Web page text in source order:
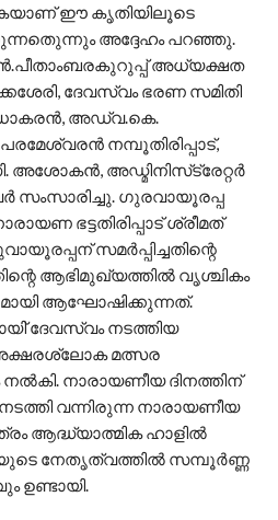
ഈ കൃതിയിലൂടെ
അദ്ദേഹം പറഞ്ഞു.
അധ്യക്ഷത
ദേവസ്വം ഭരണ സമിതി
അഡ്വ.കെ.
നമ്പൂതിരിപ്പാട്,
അഡ്മിനിസ്‌ട്രേറ്റര്‍
സംസാരിച്ചു. ഗുരവായൂരപ്പ
ഭട്ടതിരിപ്പാട് ശ്രീമത്
സമര്‍പ്പിച്ചതിന്റെ
ആഭിമുഖ്യത്തില്‍ വൃശ്ചികം
ആഘോഷിക്കുന്നത്.
ദേവസ്വം നടത്തിയ
മത്സര
നാരായണീയ ദിനത്തിന്
വന്നിരുന്ന നാരായണീയ
ആദ്ധ്യാത്മിക ഹാളില്‍
നേതൃത്വത്തില്‍ സമ്പൂര്‍ണ്ണ
ഉണ്ടായി.